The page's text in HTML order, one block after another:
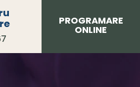
PROGRAMARE
ONLINE